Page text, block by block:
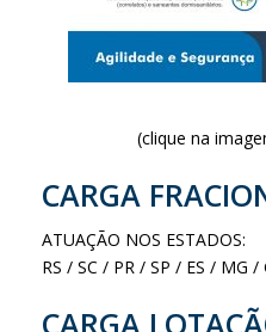
(clique na
CARGA
ATUAÇÃO NOS ESTADOS:
RS / SC / PR / SP / ES / MG